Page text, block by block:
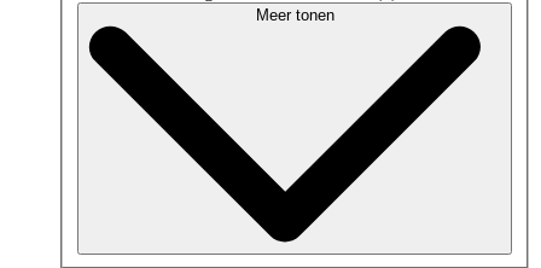
Meer tonen